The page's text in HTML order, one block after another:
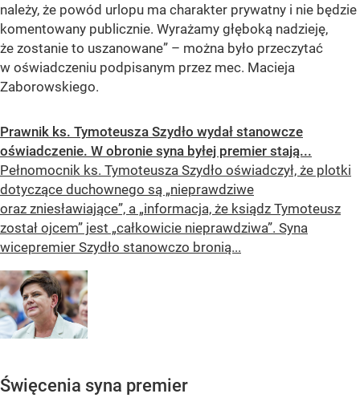
należy, że powód urlopu ma charakter prywatny i nie będzie
komentowany publicznie. Wyrażamy głęboką nadzieję,
że zostanie to uszanowane” – można było przeczytać
w oświadczeniu podpisanym przez mec. Macieja
Zaborowskiego.
Prawnik ks. Tymoteusza Szydło wydał stanowcze
oświadczenie. W obronie syna byłej premier stają...
Pełnomocnik ks. Tymoteusza Szydło oświadczył, że plotki
dotyczące duchownego są „nieprawdziwe
oraz zniesławiające”, a „informacja, że ksiądz Tymoteusz
został ojcem” jest „całkowicie nieprawdziwa”. Syna
wicepremier Szydło stanowczo bronią...
Święcenia syna premier